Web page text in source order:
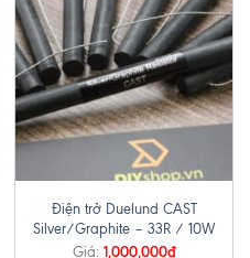
Điện trở Duelund CAST
Silver/Graphite – 33R / 10W
Giá: 1,000,000₫